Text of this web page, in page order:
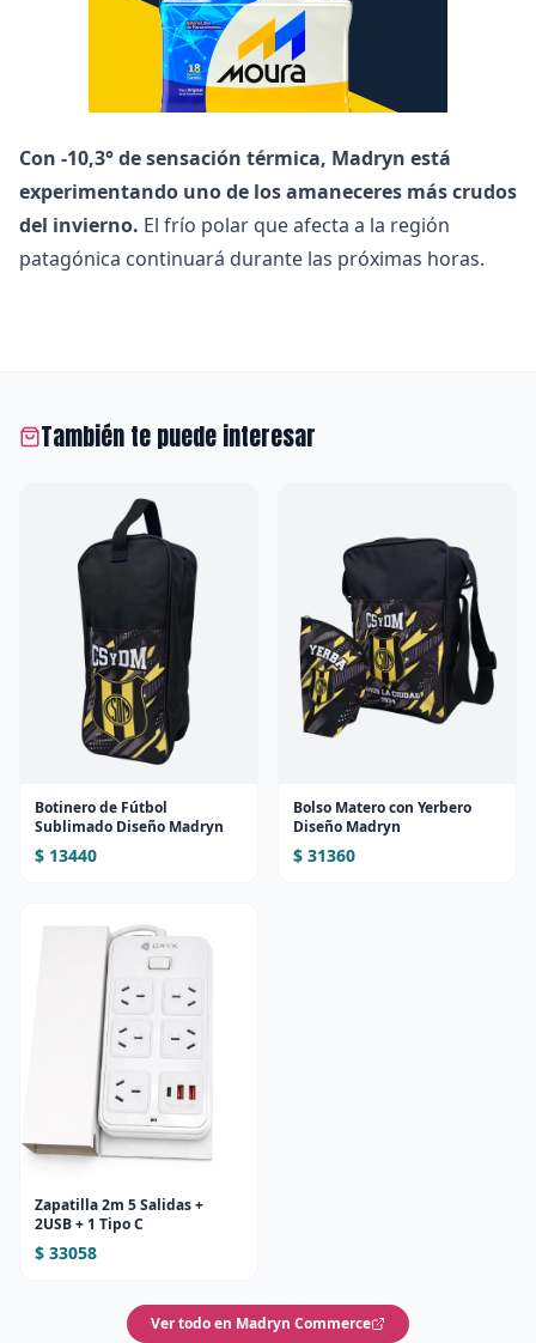
Con -10,3° de sensación térmica, Madryn está
experimentando uno de los amaneceres más crudos
del invierno. El frío polar que afecta a la región
patagónica continuará durante las próximas horas.
También te puede interesar
Botinero de Fútbol
Sublimado Diseño Madryn
$ 13440
Bolso Matero con Yerbero
Diseño Madryn
$ 31360
Zapatilla 2m 5 Salidas +
2USB + 1 Tipo C
$ 33058
Ver todo en Madryn Commerce